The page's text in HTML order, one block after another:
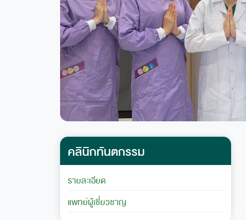
คลินิกทันตกรรม
รายละเอียด
แพทย์ผู้เชี่ยวชาญ